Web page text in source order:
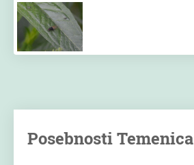
Posebnosti Temenica